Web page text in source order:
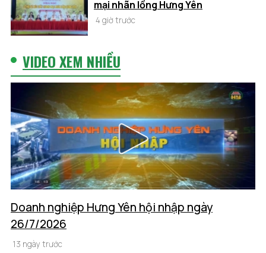
mại nhãn lồng Hưng Yên
4 giờ trước
VIDEO XEM NHIỀU
Doanh nghiệp Hưng Yên hội nhập ngày
26/7/2026
13 ngày trước